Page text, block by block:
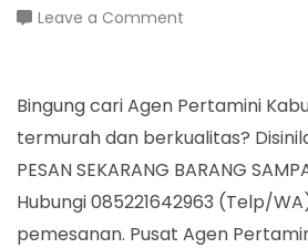
Leave a Comment
Kabupaten
Barito
Timur
Bingung cari Agen Pertamini
termurah dan berkualitas?
PESAN SEKARANG BARANG
Hubungi 085221642963 (Telp/
pemesanan. Pusat Agen